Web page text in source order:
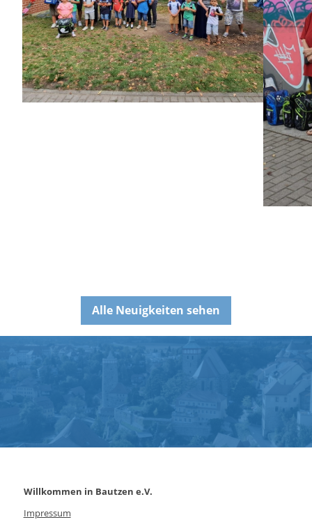
Alle Neuigkeiten sehen
Willkommen in Bautzen e.V.
Impressum